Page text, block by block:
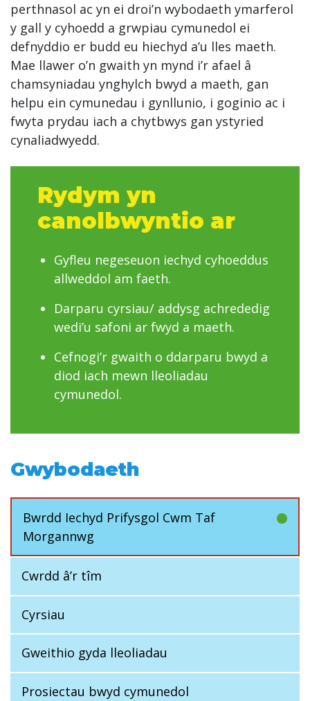
Gwybodaeth
Bwrdd Iechyd Prifysgol Cwm Taf
Morgannwg
Cwrdd â’r tîm
Cyrsiau
Gweithio gyda lleoliadau
Prosiectau bwyd cymunedol
perthnasol ac yn ei droi’n wybodaeth ymarferol
y gall y cyhoedd a grwpiau cymunedol ei
defnyddio er budd eu hiechyd a’u lles maeth.
Mae llawer o’n gwaith yn mynd i’r afael â
chamsyniadau ynghylch bwyd a maeth, gan
helpu ein cymunedau i gynllunio, i goginio ac i
fwyta prydau iach a chytbwys gan ystyried
cynaliadwyedd.
Rydym yn
canolbwyntio ar
Gyfleu negeseuon iechyd cyhoeddus
allweddol am faeth.
Darparu cyrsiau/ addysg achrededig
wedi’u safoni ar fwyd a maeth.
Cefnogi’r gwaith o ddarparu bwyd a
diod iach mewn lleoliadau
cymunedol.